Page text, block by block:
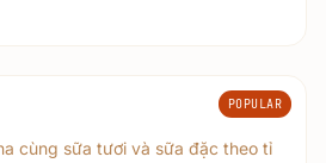
POPULAR
cùng sữa tươi và sữa đặc theo tỉ